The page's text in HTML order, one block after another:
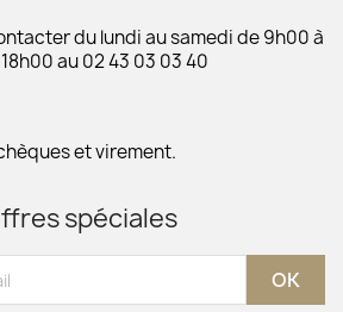
du lundi au samedi de 9h00 à
au 02 43 03 03 40
et virement.
spéciales